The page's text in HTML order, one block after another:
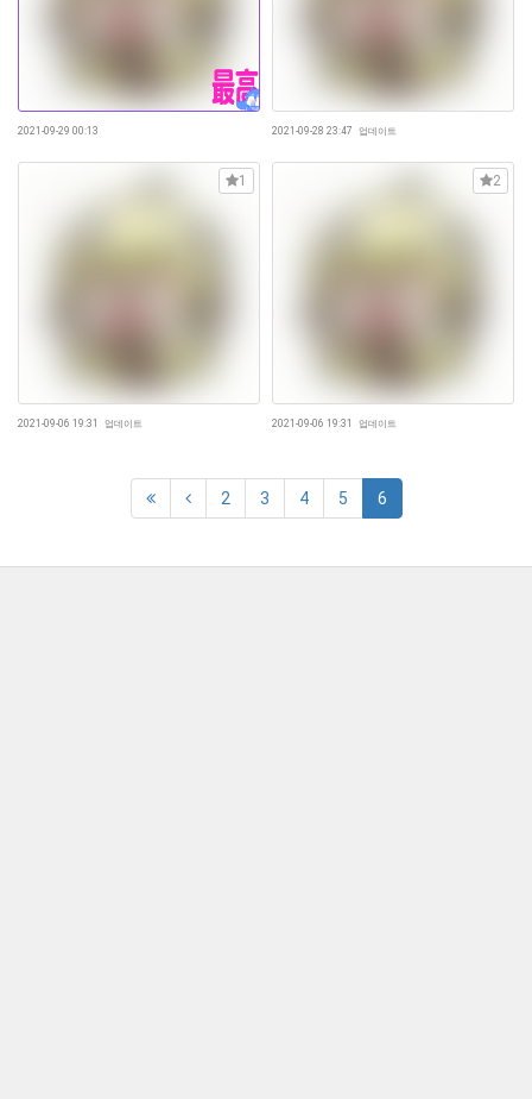
2021-09-29 00:13 2021-09-28 23:47 업데이트
2021-09-06 19:31 업데이트
1
2021-09-06 19:31 업데이트
2
2 3 4 5 6